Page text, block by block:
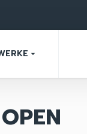
arrow_drop_down